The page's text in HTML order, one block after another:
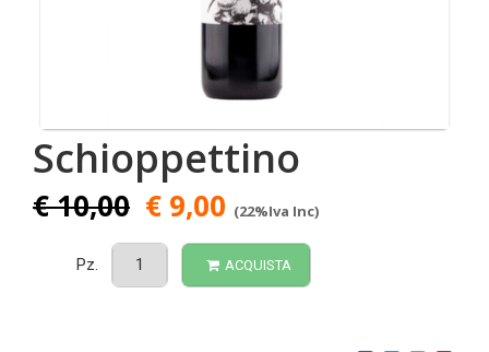
Schioppettino
€ 10,00 € 9,00 (22%Iva Inc)
Pz. ACQUISTA